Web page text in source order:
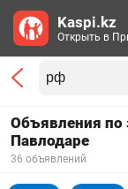
Объявления по
Павлодаре
36 объявлений
Kaspi.kz
Открыть в